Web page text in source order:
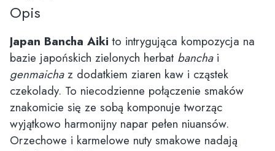
Opis
Japan Bancha Aiki to intrygująca kompozycja na
bazie japońskich zielonych herbat bancha i
genmaichaz dodatkiem ziaren kaw i cząstek
czekolady. To niecodzienne połączenie smaków
znakomicie się ze sobą komponuje tworząc
wyjątkowo harmonijny napar pełen niuansów.
Orzechowe i karmelowe nuty smakowe nadają